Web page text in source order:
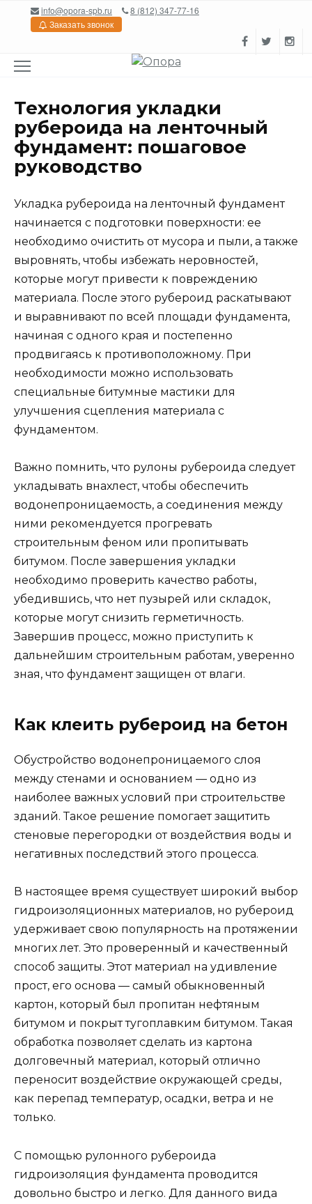
Перейтиinfo@opora-spb.ru
8 (812) 347-77-16
Заказать звонок
Технология укладки
рубероида на ленточный
фундамент: пошаговое
руководство
Укладка рубероида на ленточный фундамент
начинается с подготовки поверхности: ее
необходимо очистить от мусора и пыли, а также
выровнять, чтобы избежать неровностей,
которые могут привести к повреждению
материала. После этого рубероид раскатывают
и выравнивают по всей площади фундамента,
начиная с одного края и постепенно
продвигаясь к противоположному. При
необходимости можно использовать
специальные битумные мастики для
улучшения сцепления материала с
фундаментом.
Важно помнить, что рулоны рубероида следует
укладывать внахлест, чтобы обеспечить
водонепроницаемость, а соединения между
ними рекомендуется прогревать
строительным феном или пропитывать
битумом. После завершения укладки
необходимо проверить качество работы,
убедившись, что нет пузырей или складок,
которые могут снизить герметичность.
Завершив процесс, можно приступить к
дальнейшим строительным работам, уверенно
зная, что фундамент защищен от влаги.
Как клеить рубероид на бетон
Обустройство водонепроницаемого слоя
между стенами и основанием — одно из
наиболее важных условий при строительстве
зданий. Такое решение помогает защитить
стеновые перегородки от воздействия воды и
негативных последствий этого процесса.
В настоящее время существует широкий выбор
гидроизоляционных материалов, но рубероид
удерживает свою популярность на протяжении
многих лет. Это проверенный и качественный
способ защиты. Этот материал на удивление
прост, его основа — самый обыкновенный
картон, который был пропитан нефтяным
битумом и покрыт тугоплавким битумом. Такая
обработка позволяет сделать из картона
долговечный материал, который отлично
переносит воздействие окружающей среды,
как перепад температур, осадки, ветра и не
только.
С помощью рулонного рубероида
гидроизоляция фундамента проводится
довольно быстро и легко. Для данного вида